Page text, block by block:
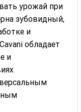
урожай при
зубовидный,
и
обладает
и